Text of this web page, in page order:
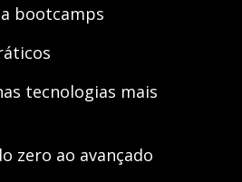
bootcamps
tecnologias mais
zero ao avançado